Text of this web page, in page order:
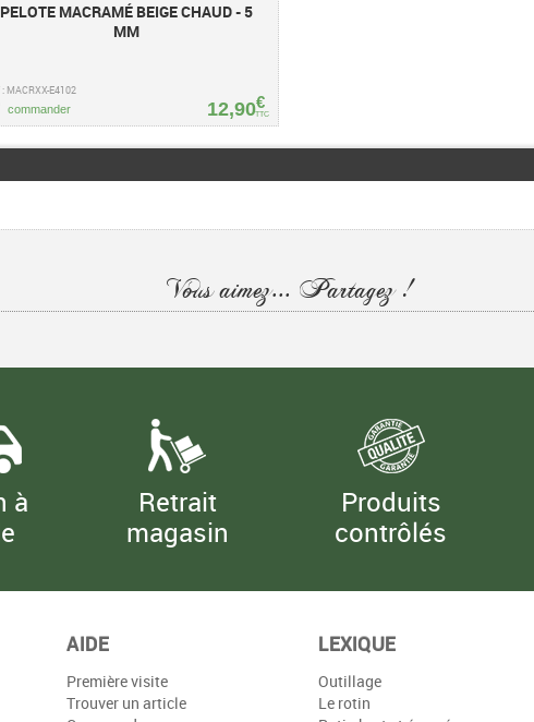
PELOTE MACRAMÉ BEIGE CHAUD - 5
MM
MACRXX-E4102
12,90€
TTC
commander
Vous aimez... Partagez !
à
Retrait
magasin
Produits
contrôlés
AIDE
Première visite
Trouver un article
LEXIQUE
Outillage
Le rotin